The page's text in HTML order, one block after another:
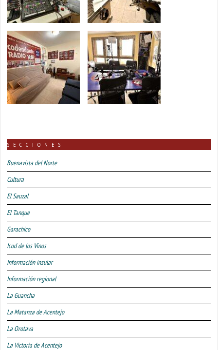
SECCIONES
Buenavista del Norte
Cultura
El Sauzal
El Tanque
Garachico
Icod de los Vinos
Información insular
Información regional
La Guancha
La Matanza de Acentejo
La Orotava
La Victoria de Acentejo